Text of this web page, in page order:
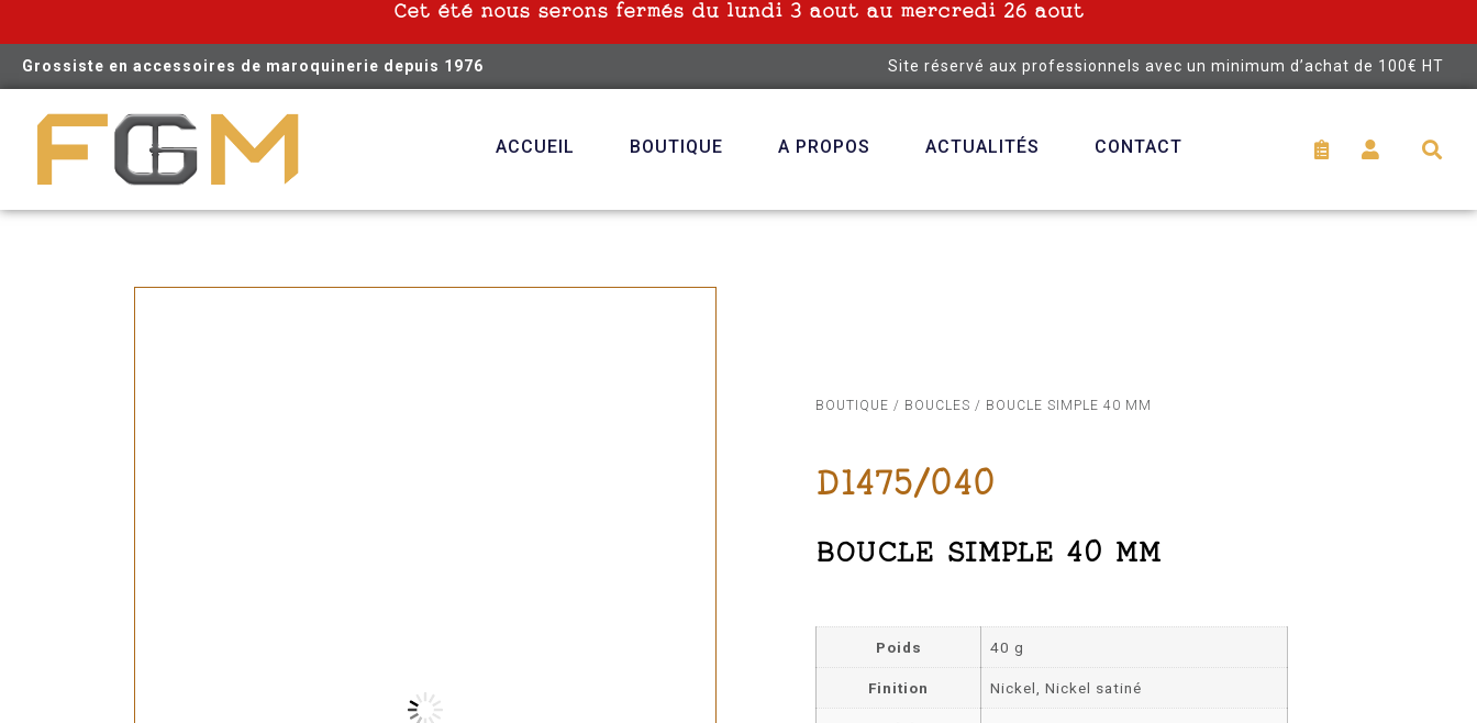
Cet été nous serons fermés du lundi 3 aout au mercredi 26 aout
Grossiste en accessoires de maroquinerie depuis 1976 Site réservé aux professionnels avec un minimum d’achat de 100€ HT
ACCUEIL BOUTIQUE A PROPOS ACTUALITÉS CONTACT
BOUTIQUE / BOUCLES / BOUCLE SIMPLE 40 MM
D1475/040
BOUCLE SIMPLE 40 MM
Poids 40 g
Finition Nickel, Nickel satiné